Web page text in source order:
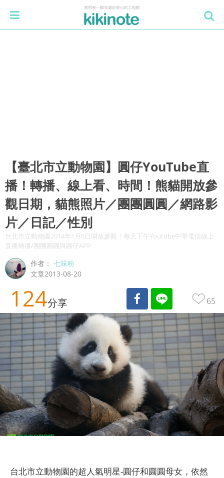
【臺北市立動物園】圓仔YouTube直
播！轉播、線上看、時間！熊貓開放參
觀日期，貓熊照片／團團圓圓／網路影
片／日記／性別
台北市立動物園2014年1月6日開放參觀！每天下午Youtube中華電信線上
直播轉播/團團圓圓與圓仔APP
作者：七味粉
文章2013-08-20
124分享 65
台北市立動物園的超人氣明星-圓仔和圓圓母女，依然